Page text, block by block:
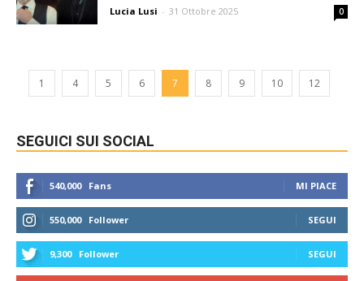
Lucia Lusi - 31 Ottobre 2025 0
1 4 5 6 7 8 9 10 12
SEGUICI SUI SOCIAL
540,000 Fans MI PIACE
550,000 Follower SEGUI
9,300 Follower SEGUI